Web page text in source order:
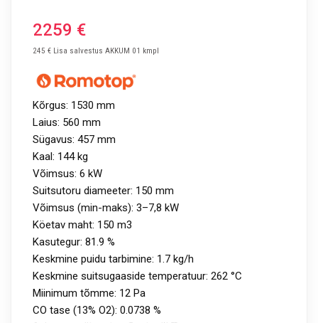
2259 €
245 € Lisa salvestus AKKUM 01 kmpl
Kõrgus: 1530 mm
Laius: 560 mm
Sügavus: 457 mm
Kaal: 144 kg
Võimsus: 6 kW
Suitsutoru diameeter: 150 mm
Võimsus (min-maks): 3–7,8 kW
Köetav maht: 150 m3
Kasutegur: 81.9 %
Keskmine puidu tarbimine: 1.7 kg/h
Keskmine suitsugaaside temperatuur: 262 °C
Miinimum tõmme: 12 Pa
CO tase (13% O2): 0.0738 %